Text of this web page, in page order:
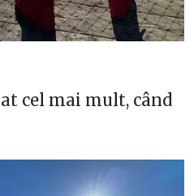
cel mai mult, când